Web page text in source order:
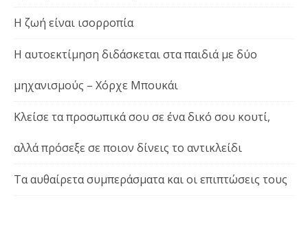
Η ζωή είναι ισορροπία
Η αυτοεκτίμηση διδάσκεται στα παιδιά με δύο
μηχανισμούς – Χόρχε Μπουκάι
Κλείσε τα προσωπικά σου σε ένα δικό σου κουτί,
αλλά πρόσεξε σε ποιον δίνεις το αντικλείδι
Τα αυθαίρετα συμπεράσματα και οι επιπτώσεις τους